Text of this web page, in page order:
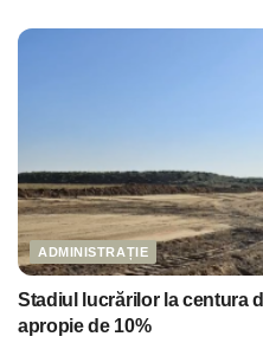
ADMINISTRAȚIE
Stadiul lucrărilor la centura
apropie de 10%